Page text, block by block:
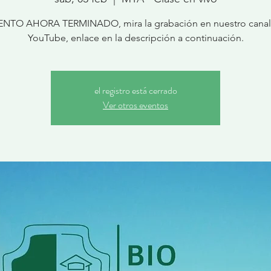
AHORA TERMINADO, mira la grabación en nuestro
YouTube, enlace en la descripción a continuación.
el registro está cerrado
Ver otros eventos